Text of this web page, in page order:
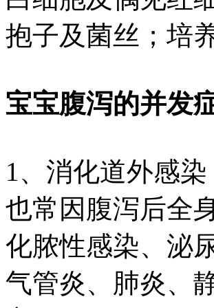
抱子及菌丝；培
宝宝腹泻的并发
1、消化道外感
也常因腹泻后全
化脓性感染、泌
气管炎、肺炎、